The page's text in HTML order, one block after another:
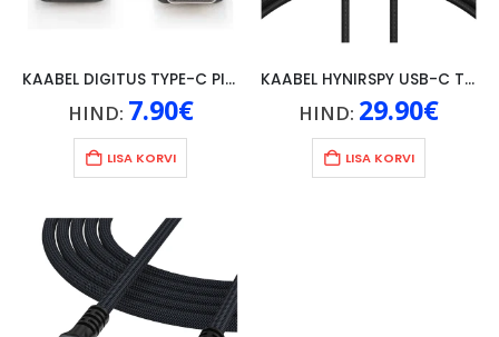
KAABEL DIGITUS TYPE-C PIKENDUS 2M, MUST
HIND: 7.90€
LISA KORVI
KAABEL HYNIRSPY USB-C THUNDERBOLT 5, 240W/8K 60Hz, 1M, MUST
HIND: 29.90€
LISA KORVI